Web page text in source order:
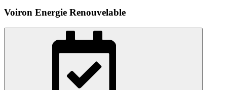
Voiron Energie Renouvelable